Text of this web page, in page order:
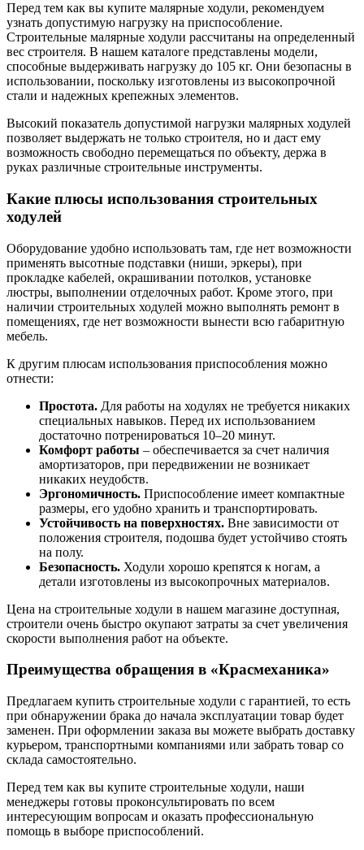
Перед тем как вы купите малярные ходули, рекомендуем
узнать допустимую нагрузку на приспособление.
Строительные малярные ходули рассчитаны на определенный
вес строителя. В нашем каталоге представлены модели,
способные выдерживать нагрузку до 105 кг. Они безопасны в
использовании, поскольку изготовлены из высокопрочной
стали и надежных крепежных элементов.
Высокий показатель допустимой нагрузки малярных ходулей
позволяет выдержать не только строителя, но и даст ему
возможность свободно перемещаться по объекту, держа в
руках различные строительные инструменты.
Какие плюсы использования строительных
ходулей
Оборудование удобно использовать там, где нет возможности
применять высотные подставки (ниши, эркеры), при
прокладке кабелей, окрашивании потолков, установке
люстры, выполнении отделочных работ. Кроме этого, при
наличии строительных ходулей можно выполнять ремонт в
помещениях, где нет возможности вынести всю габаритную
мебель.
К другим плюсам использования приспособления можно
отнести:
Простота. Для работы на ходулях не требуется никаких
специальных навыков. Перед их использованием
достаточно потренироваться 10–20 минут.
Комфорт работы – обеспечивается за счет наличия
амортизаторов, при передвижении не возникает
никаких неудобств.
Эргономичность. Приспособление имеет компактные
размеры, его удобно хранить и транспортировать.
Устойчивость на поверхностях. Вне зависимости от
положения строителя, подошва будет устойчиво стоять
на полу.
Безопасность. Ходули хорошо крепятся к ногам, а
детали изготовлены из высокопрочных материалов.
Цена на строительные ходули в нашем магазине доступная,
строители очень быстро окупают затраты за счет увеличения
скорости выполнения работ на объекте.
Преимущества обращения в «Красмеханика»
Предлагаем купить строительные ходули с гарантией, то есть
при обнаружении брака до начала эксплуатации товар будет
заменен. При оформлении заказа вы можете выбрать доставку
курьером, транспортными компаниями или забрать товар со
склада самостоятельно.
Перед тем как вы купите строительные ходули, наши
менеджеры готовы проконсультировать по всем
интересующим вопросам и оказать профессиональную
помощь в выборе приспособлений.